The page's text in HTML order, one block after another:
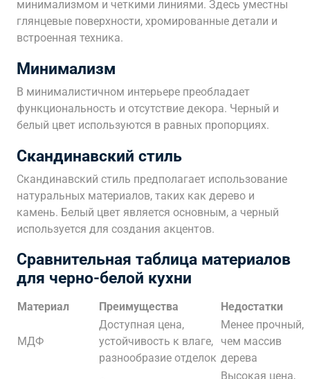
минимализмом и четкими линиями. Здесь уместны
глянцевые поверхности, хромированные детали и
встроенная техника.
Минимализм
В минималистичном интерьере преобладает
функциональность и отсутствие декора. Черный и
белый цвет используются в равных пропорциях.
Скандинавский стиль
Скандинавский стиль предполагает использование
натуральных материалов, таких как дерево и
камень. Белый цвет является основным, а черный
используется для создания акцентов.
Сравнительная таблица материалов
для черно-белой кухни
Материал Преимущества Недостатки
МДФ
Доступная цена,
устойчивость к влаге,
разнообразие отделок
Менее прочный,
чем массив
дерева
Высокая цена,